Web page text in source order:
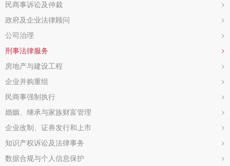
民商事诉讼及仲裁 >
政府及企业法律顾问 >
公司治理 >
刑事法律服务 >
房地产与建设工程 >
企业并购重组 >
民商事强制执行 >
婚姻、继承与家族财富管理 >
企业改制、证券发行和上市 >
知识产权诉讼及法律事务 >
数据合规与个人信息保护 >